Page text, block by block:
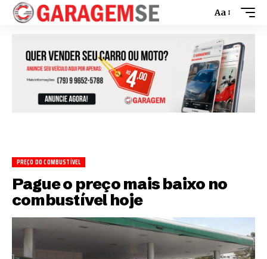
Aa
PREÇO DO COMBUSTÍVEL
Pague o preço mais baixo no
combustível hoje